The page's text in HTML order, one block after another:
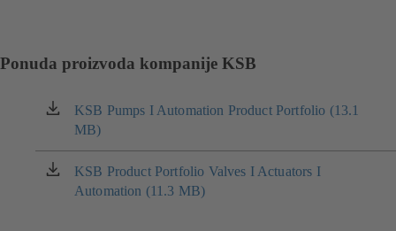
Ponuda proizvoda kompanije KSB
KSB Pumps I Automation Product Portfolio (13.1
MB)
(otvara
se
u
novom
prozoru)
KSB Product Portfolio Valves I Actuators I
Automation (11.3 MB)
(otvara
se